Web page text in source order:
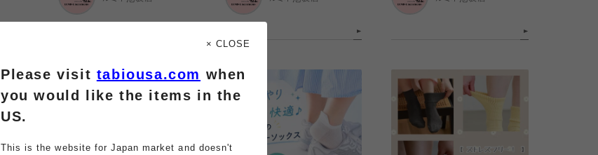
× CLOSE
Please visit tabiousa.com when
you would like the items in the
US.
This is the website for Japan market and doesn't